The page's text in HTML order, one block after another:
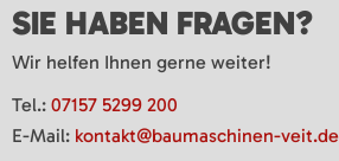
SIE HABEN FRAGEN?
Wir helfen Ihnen gerne weiter!
Tel.: 07157 5299 200
E-Mail: kontakt@baumaschinen-veit.de